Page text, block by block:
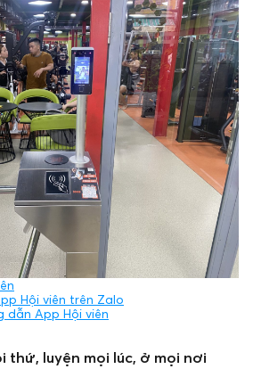
Hội viên trên Zalo
dẫn App Hội viên
thứ, luyện mọi lúc, ở mọi nơi